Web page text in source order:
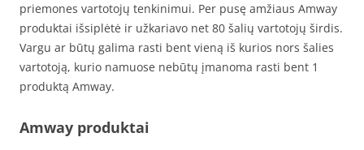
priemones vartotojų tenkinimui. Per pusę amžiaus Amway
produktai išsiplėtė ir užkariavo net 80 šalių vartotojų širdis.
Vargu ar būtų galima rasti bent vieną iš kurios nors šalies
vartotoją, kurio namuose nebūtų įmanoma rasti bent 1
produktą Amway.
Amway produktai